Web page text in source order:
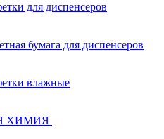
для диспенсеров
бумага для диспенсеров
влажные
ХИМИЯ